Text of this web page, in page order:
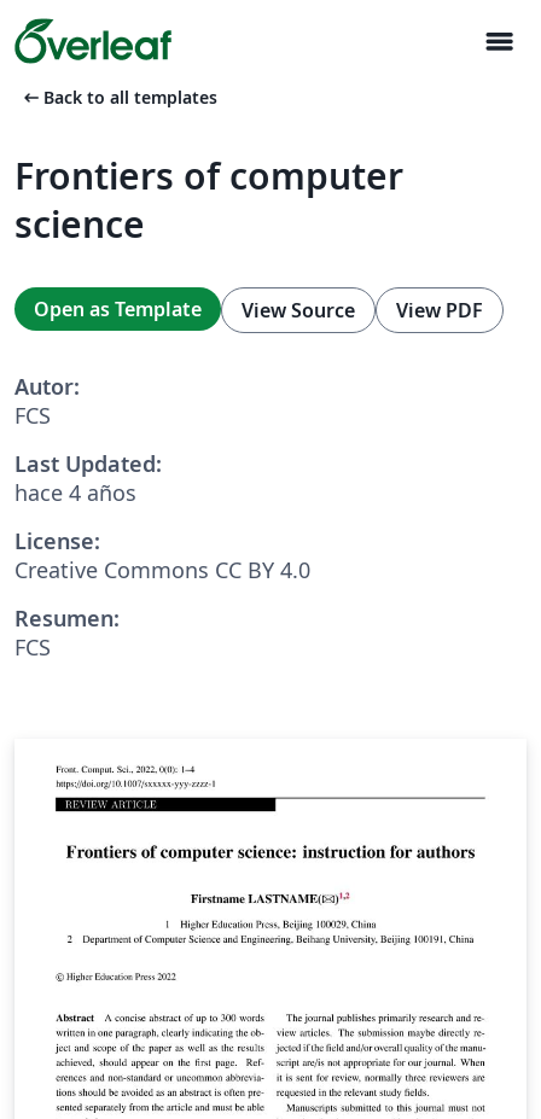
menu
arrow_left_alt Back to all templates
Frontiers of computer
science
Open as Template View Source View PDF
Autor:
FCS
Last Updated:
hace 4 años
License:
Creative Commons CC BY 4.0
Resumen:
FCS